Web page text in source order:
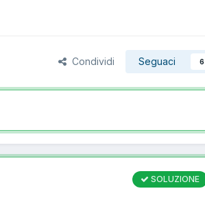
Condividi Seguaci 6
SOLUZIONE